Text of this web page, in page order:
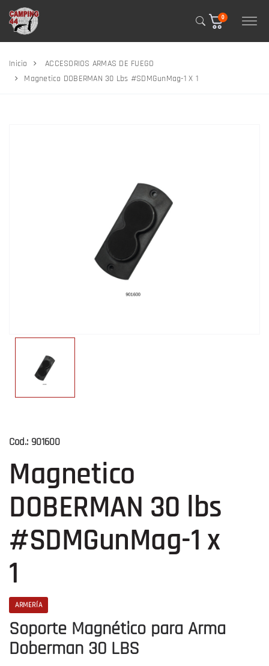
0
Inicio
ACCESORIOS ARMAS DE FUEGO
Magnetico DOBERMAN 30 Lbs #SDMGunMag-1 X 1
Cod.: 901600
Magnetico
DOBERMAN 30 lbs
#SDMGunMag-1 x
1
ARMERÍA
Soporte Magnético para Arma
Doberman 30 LBS